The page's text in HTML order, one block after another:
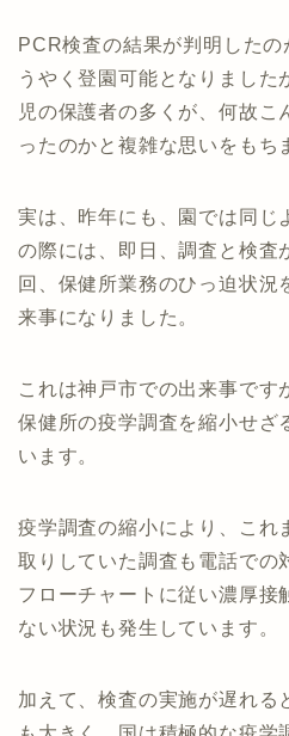
PCR検査の結果が判明した
うやく登園可能となりました
児の保護者の多くが、何故こ
ったのかと複雑な思いをもち
実は、昨年にも、園では同じ
の際には、即日、調査と検査
回、保健所業務のひっ迫状況
来事になりました。
これは神戸市での出来事です
保健所の疫学調査を縮小せざ
います。
疫学調査の縮小により、これ
取りしていた調査も電話での
フローチャートに従い濃厚接
ない状況も発生しています。
加えて、検査の実施が遅れる